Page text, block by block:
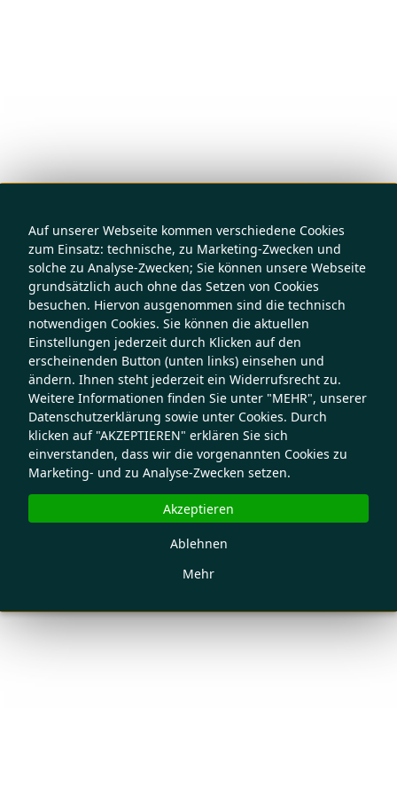
Auf unserer Webseite kommen verschiedene Cookies
zum Einsatz: technische, zu Marketing-Zwecken und
solche zu Analyse-Zwecken; Sie können unsere Webseite
grundsätzlich auch ohne das Setzen von Cookies
besuchen. Hiervon ausgenommen sind die technisch
notwendigen Cookies. Sie können die aktuellen
Einstellungen jederzeit durch Klicken auf den
erscheinenden Button (unten links) einsehen und
ändern. Ihnen steht jederzeit ein Widerrufsrecht zu.
Weitere Informationen finden Sie unter "MEHR", unserer
Datenschutzerklärung sowie unter Cookies. Durch
klicken auf "AKZEPTIEREN" erklären Sie sich
einverstanden, dass wir die vorgenannten Cookies zu
Marketing- und zu Analyse-Zwecken setzen.
Mehr
Ablehnen
Akzeptieren